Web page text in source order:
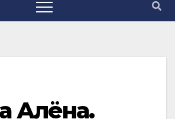
Алёна.